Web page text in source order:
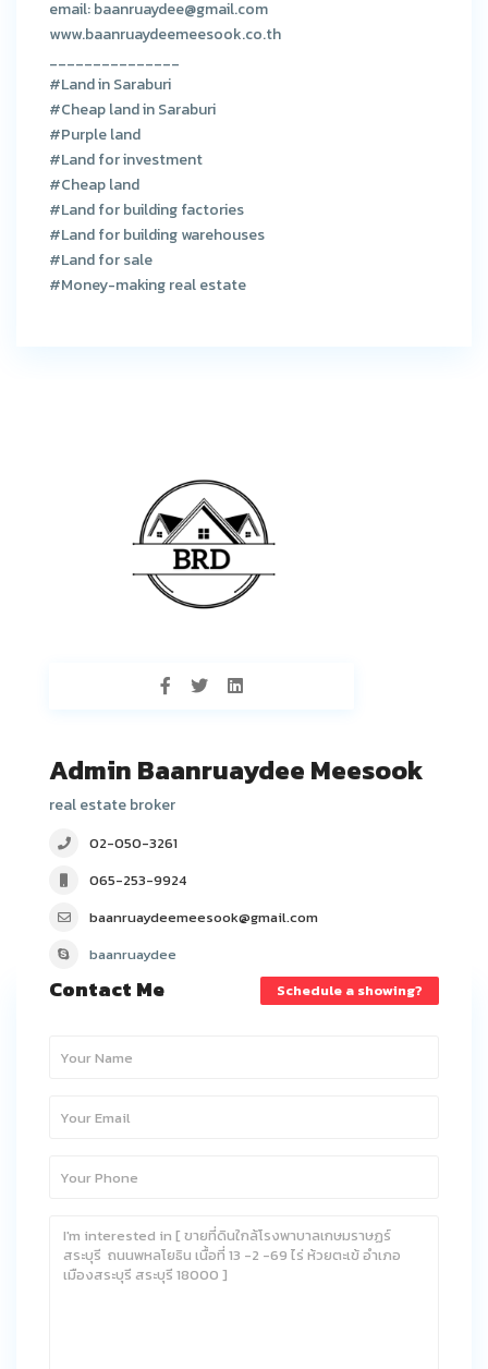
email: baanruaydee@gmail.com
www.baanruaydeemeesook.co.th
_______________
#Land in Saraburi
#Cheap land in Saraburi
#Purple land
#Land for investment
#Cheap land
#Land for building factories
#Land for building warehouses
#Land for sale
#Money-making real estate
Admin Baanruaydee Meesook
real estate broker
02-050-3261
065-253-9924
baanruaydeemeesook@gmail.com
baanruaydee
Contact Me Schedule a showing?